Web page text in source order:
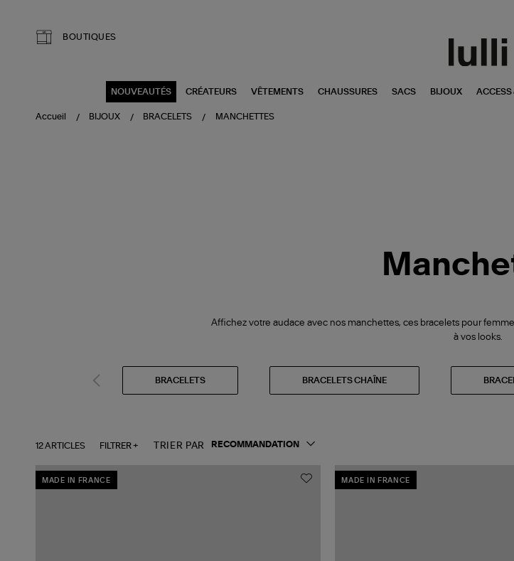
BOUTIQUES
NOUVEAUTÉS CRÉATEURS VÊTEMENTS CHAUSSURES SACS BIJOUX ACCESS
Accueil BIJOUX BRACELETS MANCHETTES
Affichez votre audace avec nos manchettes, ces bracelets pour
à vos looks.
BRACELETS BRACELETS CHAÎNE
12 ARTICLES FILTRER + TRIER PAR
MADE IN FRANCE MADE IN FRANCE